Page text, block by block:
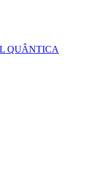
QUÂNTICA